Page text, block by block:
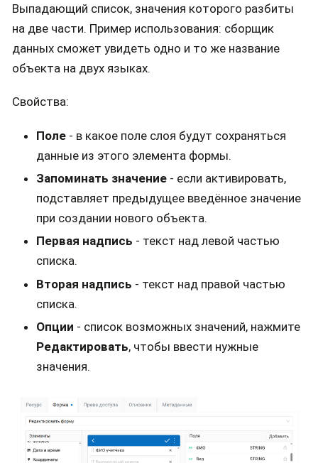
Выпадающий список, значения которого разбиты
на две части. Пример использования: сборщик
данных сможет увидеть одно и то же название
объекта на двух языках.
Свойства:
Поле - в какое поле слоя будут сохраняться
данные из этого элемента формы.
Запоминать значение - если активировать,
подставляет предыдущее введённое значение
при создании нового объекта.
Первая надпись - текст над левой частью
списка.
Вторая надпись - текст над правой частью
списка.
Опции - список возможных значений, нажмите
Редактировать, чтобы ввести нужные
значения.